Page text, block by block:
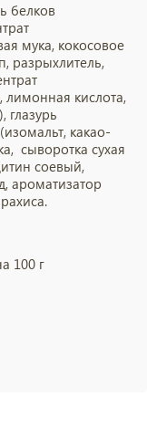
белков
мука, кокосовое
разрыхлитель,
лимонная кислота,
глазурь
какао-
сыворотка сухая
соевый,
ароматизатор
100 г